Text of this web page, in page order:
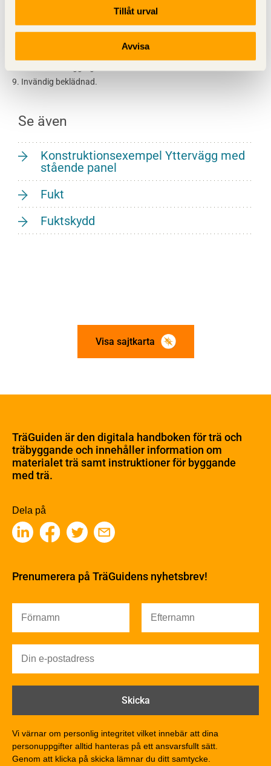
Tillåt urval
Avvisa
5. Vertikal väggregel.
9. Invändig beklädnad.
Se även
Konstruktionsexempel Yttervägg med
stående panel
Fukt
Fuktskydd
Visa sajtkarta
Skogsbruk
Barrträdets uppbyggnad
Träets egenskaper och kvalitet
Träbaserade produkter
Kemisk behandling
Fakta om Limträ
Värmeisolering och lufttäthet
Ljud
Brandsäkerhet
Brandsäkerhet
Brandförlopp i byggnader
Brandklasser för material och konstruktioner
Träkonstruktioners brandmotstånd
Detaljlösningar
Träytors brandegenskaper
Tekniska byten med sprinkler
TräGuiden är den digitala handboken för trä och
träbyggande och innehåller information om
materialet trä samt instruktioner för byggande
med trä.
Dela på
Prenumerera på TräGuidens nyhetsbrev!
Vi värnar om personlig integritet vilket innebär att dina
personuppgifter alltid hanteras på ett ansvarsfullt sätt.
Genom att klicka på skicka lämnar du ditt samtycke.